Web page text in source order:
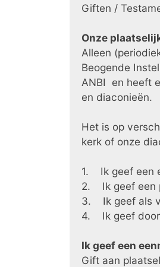
Giften /
Onze
Alleen
Beogende
ANBI en heeft
en diaconieën.
Het is op
kerk of onze
1. Ik geef een
2. Ik geef een
3. Ik geef als
4. Ik geef door
Ik geef een
Gift aan